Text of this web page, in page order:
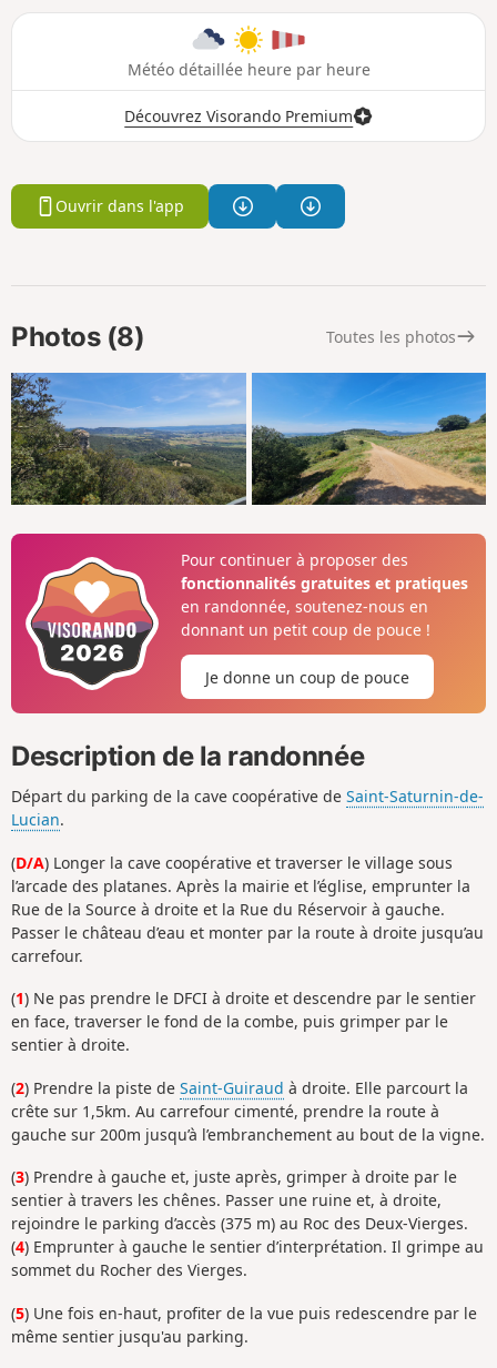
Météo détaillée heure par heure
Découvrez Visorando Premium
Ouvrir dans l'app
Photos (8) Toutes les photos
Pour continuer à proposer des
fonctionnalités gratuites et pratiques
en randonnée, soutenez-nous en
donnant un petit coup de pouce !
Je donne un coup de pouce
Description de la randonnée
Départ du parking de la cave coopérative de Saint-Saturnin-de-
Lucian.
(D/A) Longer la cave coopérative et traverser le village sous
l’arcade des platanes. Après la mairie et l’église, emprunter la
Rue de la Source à droite et la Rue du Réservoir à gauche.
Passer le château d’eau et monter par la route à droite jusqu’au
carrefour.
(1) Ne pas prendre le DFCI à droite et descendre par le sentier
en face, traverser le fond de la combe, puis grimper par le
sentier à droite.
(2) Prendre la piste de Saint-Guiraud à droite. Elle parcourt la
crête sur 1,5km. Au carrefour cimenté, prendre la route à
gauche sur 200m jusqu’à l’embranchement au bout de la vigne.
(3) Prendre à gauche et, juste après, grimper à droite par le
sentier à travers les chênes. Passer une ruine et, à droite,
rejoindre le parking d’accès (375 m) au Roc des Deux-Vierges.
(4) Emprunter à gauche le sentier d’interprétation. Il grimpe au
sommet du Rocher des Vierges.
(5) Une fois en-haut, profiter de la vue puis redescendre par le
même sentier jusqu'au parking.